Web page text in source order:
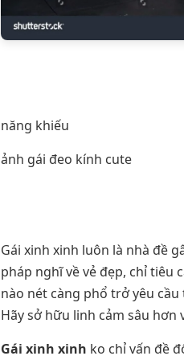
năng khiếu
ảnh gái đeo kính cute
Gái xinh xinh luôn là nhà đề
pháp nghĩ về vẻ đẹp, chỉ tiêu
nào nét càng phổ trở yêu
Hãy sở hữu linh cảm sâu
Gái xinh xinh ko chỉ vấn đề